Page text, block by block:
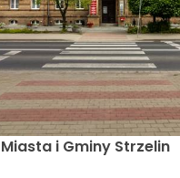
i Gminy Strzelin